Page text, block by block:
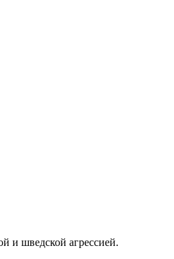
и шведской агрессией.